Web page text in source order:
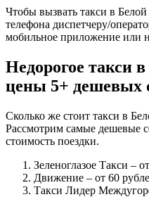
Чтобы вызвать такси в
телефона диспетчеру/
мобильное приложение или
Недорогое такси
цены 5+ дешевых
Сколько же стоит такси в
Рассмотрим самые дешевые
стоимость поездки.
Зеленоглазое Такси –
Движение – от 60
Такси Лидер